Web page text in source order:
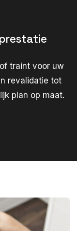
traint voor uw
revalidatie tot
plan op maat.